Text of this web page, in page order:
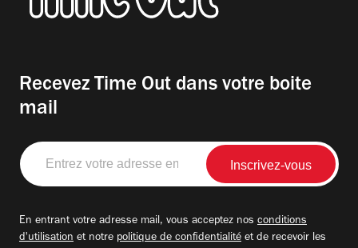
Recevez Time Out dans votre boite
mail
Entrez
votre
adresse
En entrant votre adresse mail, vous acceptez nos conditions
d'utilisation et notre politique de confidentialité et de recevoir les